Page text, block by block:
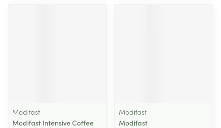
Modifast
Modifast Intensive Coffee
Modifast
Modifast